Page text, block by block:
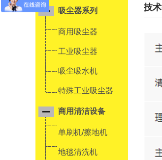
吸尘器系列
商用吸尘器
工业吸尘器
吸尘吸水机
特殊工业吸尘器
商用清洁设备
单刷机/擦地机
地毯清洗机
技